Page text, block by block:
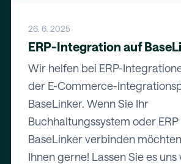
26. 6. 2025
ERP-Integration auf
Wir helfen bei ERP-
der E-Commerce-
BaseLinker. Wenn Sie Ihr
Buchhaltungssystem oder
BaseLinker verbinden
Ihnen gerne! Lassen Sie es uns